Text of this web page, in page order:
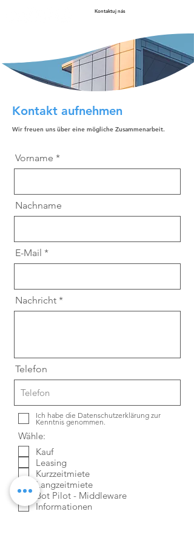
Kontaktuj nás
Kontakt aufnehmen
Wir freuen uns über eine mögliche Zusammenarbeit.
Vorname
Nachname
E-Mail
Nachricht
Telefon
Ich habe die Datenschutzerklärung zur
Kenntnis genommen.
Wähle:
Kauf
Leasing
Kurzzeitmiete
Langzeitmiete
Bot Pilot - Middleware
Informationen